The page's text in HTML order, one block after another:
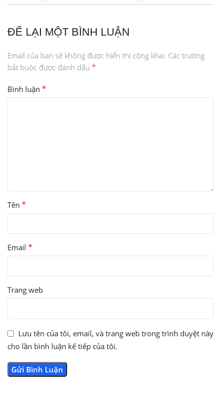
ĐỂ LẠI MỘT BÌNH LUẬN
Email của bạn sẽ không được hiển thị công khai. Các trường
bắt buộc được đánh dấu *
Bình luận *
Tên *
Email *
Trang web
Lưu tên của tôi, email, và trang web trong trình duyệt này
cho lần bình luận kế tiếp của tôi.